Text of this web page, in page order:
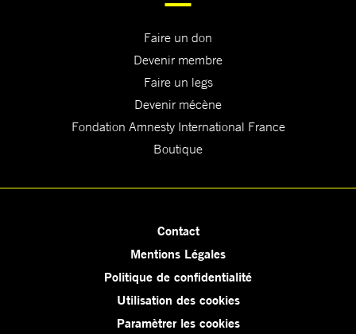
Faire un don
Devenir membre
Faire un legs
Devenir mécène
Fondation Amnesty International France
Boutique
Contact
Mentions Légales
Politique de confidentialité
Utilisation des cookies
Paramètrer les cookies